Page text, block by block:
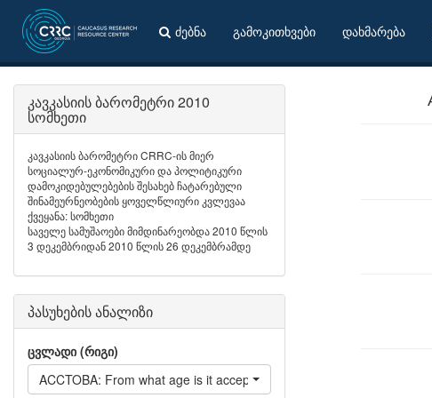
ძებნა გამოკითხვები დახმარება
კავკასიის ბარომეტრი 2010
სომხეთი
კავკასიის ბარომეტრი CRRC-ის მიერ
სოციალურ-ეკონომიკური და პოლიტიკური
დამოკიდებულებების შესახებ ჩატარებული
შინამეურნეობების ყოველწლიური კვლევაა
ქვეყანა: სომხეთი
საველე სამუშაოები მიმდინარეობდა 2010 წლის
3 დეკემბრიდან 2010 წლის 26 დეკემბრამდე
პასუხების ანალიზი
ცვლადი (რიგი)
ACCTOBA: From what age is it acceptable for a woman to smoke